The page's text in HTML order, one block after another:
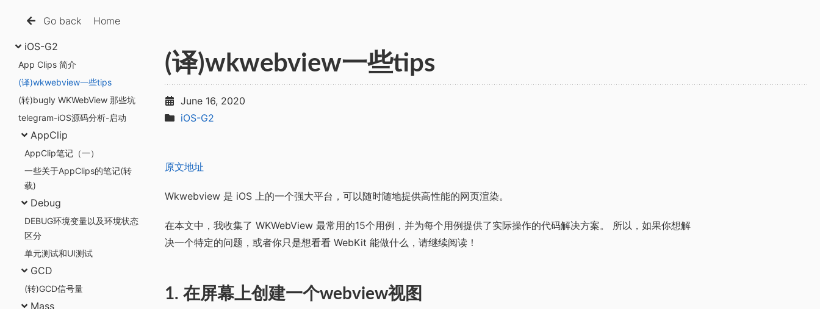
Go back Home
iOS-G2
App Clips 简介
(译)wkwebview一些tips
(转)bugly WKWebView 那些坑
telegram-iOS源码分析-启动
AppClip
AppClip笔记（一）
一些关于AppClips的笔记(转
载)
Debug
DEBUG环境变量以及环境状态
区分
单元测试和UI测试
GCD
(转)GCD信号量
Mass
(译)wkwebview一些tips
June 16, 2020
iOS-G2
原文地址
Wkwebview 是 iOS 上的一个强大平台，可以随时随地提供高性能的网页渲染。
在本文中，我收集了 WKWebView 最常用的15个用例，并为每个用例提供了实际操作的代码解决方案。 所以，如果你想解
决一个特定的问题，或者你只是想看看 WebKit 能做什么，请继续阅读！
1. 在屏幕上创建一个webview视图